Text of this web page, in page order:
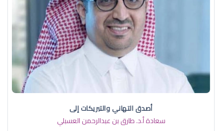
أصدق التهاني والتبريكات إلى
سعادة أ.د. ​طارق بن عبدالرحمن العسبلي